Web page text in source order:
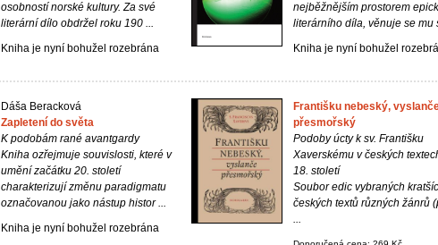
osobností norské kultury. Za své
literární dílo obdržel roku 190 ...
Kniha je nyní bohužel rozebrána
nejběžnějším prostorem
literárního díla, věnuje se mu
Kniha je nyní bohužel
Dáša Beracková
Zapletení do světa
K podobám rané avantgardy
Kniha ozřejmuje souvislosti, které v
umění začátku 20. století
charakterizují změnu paradigmatu
označovanou jako nástup histor ...
Kniha je nyní bohužel rozebrána
Františku nebeský,
přesmořský
Podoby úcty k sv. Františku
Xaverskému v českých
18. století
Soubor edic vybraných
českých textů různých žánrů
...